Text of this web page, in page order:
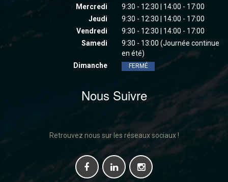
Mercredi
9:30 - 12:30 | 14:00 - 17:00
Jeudi
9:30 - 12:30 | 14:00 - 17:00
Vendredi
9:30 - 12:30 | 14:00 - 17:00
Samedi
9:30 - 13:00 (Journée continue
en été)
Dimanche
FERMÉ
Nous Suivre
Retrouvez nous sur les réseaux sociaux !